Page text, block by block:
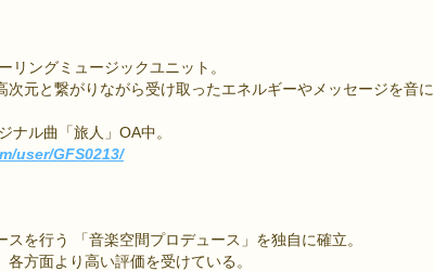
ングミュージックユニット。
元と繋がりながら受け取ったエネルギーやメッセージを音
ナル曲「旅人」OA中。
user/GFS0213/
を行う 「音楽空間プロデュース」を独自に確立。
方面より高い評価を受けている。